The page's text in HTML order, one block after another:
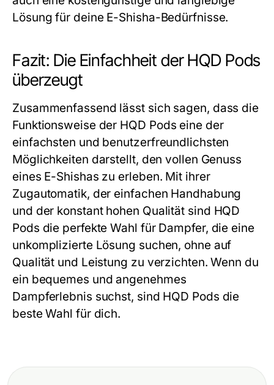
Lösung für deine E-Shisha-Bedürfnisse.
Fazit: Die Einfachheit der HQD Pods
überzeugt
Zusammenfassend lässt sich sagen, dass die
Funktionsweise der HQD Pods eine der
einfachsten und benutzerfreundlichsten
Möglichkeiten darstellt, den vollen Genuss
eines E-Shishas zu erleben. Mit ihrer
Zugautomatik, der einfachen Handhabung
und der konstant hohen Qualität sind HQD
Pods die perfekte Wahl für Dampfer, die eine
unkomplizierte Lösung suchen, ohne auf
Qualität und Leistung zu verzichten. Wenn du
ein bequemes und angenehmes
Dampferlebnis suchst, sind HQD Pods die
beste Wahl für dich.